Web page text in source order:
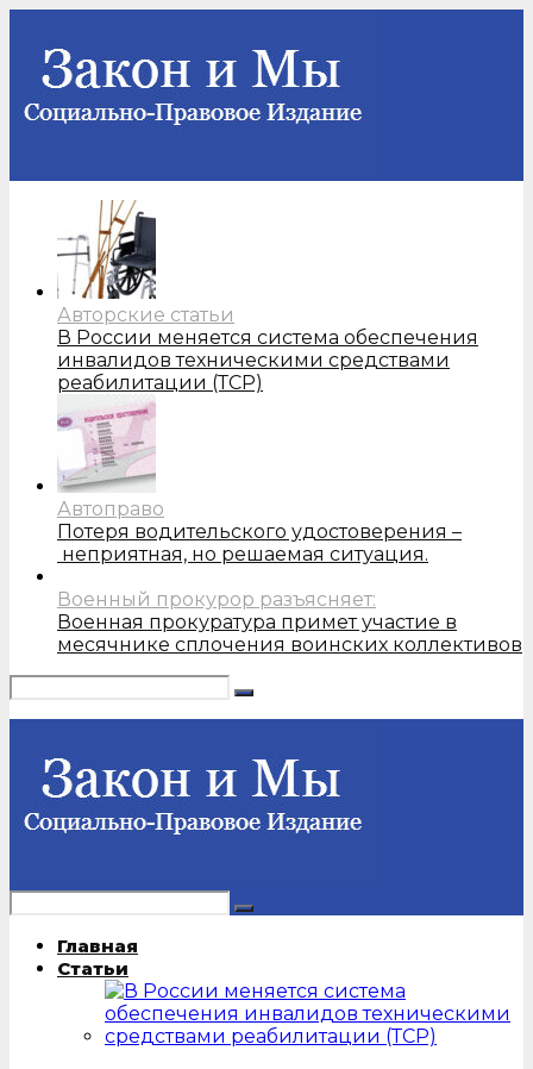
Авторские статьи
В России меняется система обеспечения
инвалидов техническими средствами
реабилитации (ТСР)
Автоправо
Потеря водительского удостоверения –
неприятная, но решаемая ситуация.
Военный прокурор разъясняет:
Военная прокуратура примет участие в
месячнике сплочения воинских коллективов
Главная
Статьи